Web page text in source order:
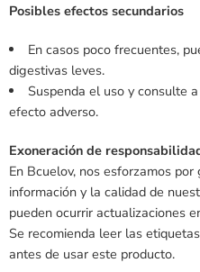
Posibles efectos secundarios
En casos poco frecuentes,
digestivas leves.
Suspenda el uso y consulte
efecto adverso.
Exoneración de
En Bcuelov, nos esforzamos
información y la calidad de
pueden ocurrir actualizaciones
Se recomienda leer las
antes de usar este producto.